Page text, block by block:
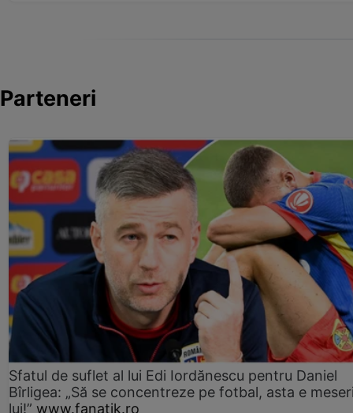
Parteneri
Sfatul de suflet al lui Edi Iordănescu pentru Daniel
Bîrligea: „Să se concentreze pe fotbal, asta e
lui!” www.fanatik.ro